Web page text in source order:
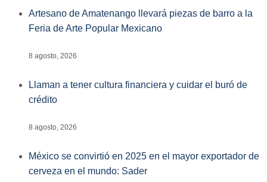
Artesano de Amatenango llevará piezas de barro a la
Feria de Arte Popular Mexicano
8 agosto, 2026
Llaman a tener cultura financiera y cuidar el buró de
crédito
8 agosto, 2026
México se convirtió en 2025 en el mayor exportador de
cerveza en el mundo: Sader